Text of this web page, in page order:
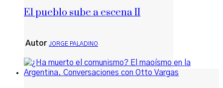
El pueblo sube a escena II
Autor JORGE PALADINO